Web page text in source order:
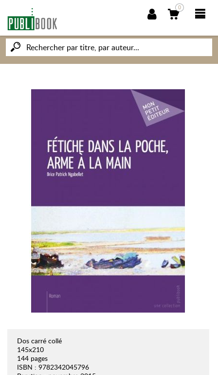
0
NOUVEAUTÉS
PUBLIBOOK
SOCIÉTÉ DES ÉCRIVAINS
CONNAISSANCES ET SAVOIRS
MON PETIT ÉDITEUR
Dos carré collé
145x210
144 pages
ISBN : 9782342045796